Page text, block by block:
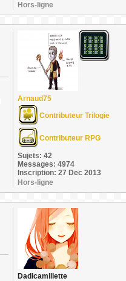
Hors-ligne
Arnaud75
Contributeur Trilogie
Contributeur RPG
Sujets: 42
Messages: 4974
Inscription: 27 Dec 2013
Hors-ligne
Dadicamillette